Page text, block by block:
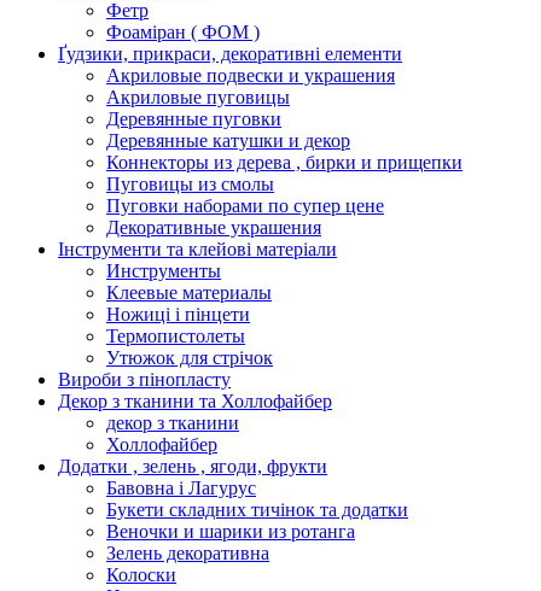
Фетр
Фоаміран ( ФОМ )
Ґудзики, прикраси, декоративні елементи
Акриловые подвески и украшения
Акриловые пуговицы
Деревянные пуговки
Деревянные катушки и декор
Коннекторы из дерева , бирки и прищепки
Пуговицы из смолы
Пуговки наборами по супер цене
Декоративные украшения
Інструменти та клейові матеріали
Инструменты
Клеевые материалы
Ножиці і пінцети
Термопистолеты
Утюжок для стрічок
Вироби з пінопласту
Декор з тканини та Холлофайбер
декор з тканини
Холлофайбер
Додатки , зелень , ягоди, фрукти
Бавовна і Лагурус
Букети складних тичінок та додатки
Веночки и шарики из ротанга
Зелень декоративна
Колоски